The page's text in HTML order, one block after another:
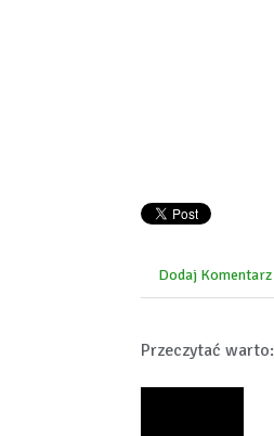
Dodaj Komentarz
Przeczytać warto: